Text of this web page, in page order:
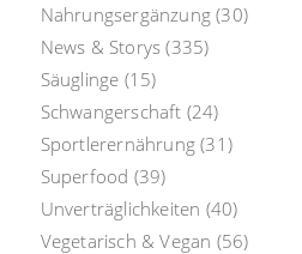
Nahrungsergänzung (30)
News & Storys (335)
Säuglinge (15)
Schwangerschaft (24)
Sportlerernährung (31)
Superfood (39)
Unverträglichkeiten (40)
Vegetarisch & Vegan (56)